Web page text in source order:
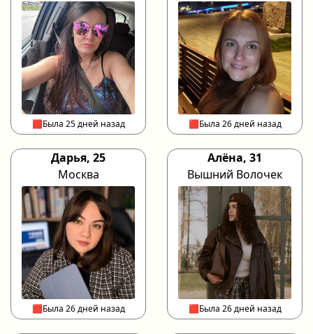
🟥Была 25 дней назад 🟥Была 26 дней назад
Дарья, 25
Москва
🟥Была 26 дней назад
Алёна, 31
Вышний Волочек
🟥Была 26 дней назад